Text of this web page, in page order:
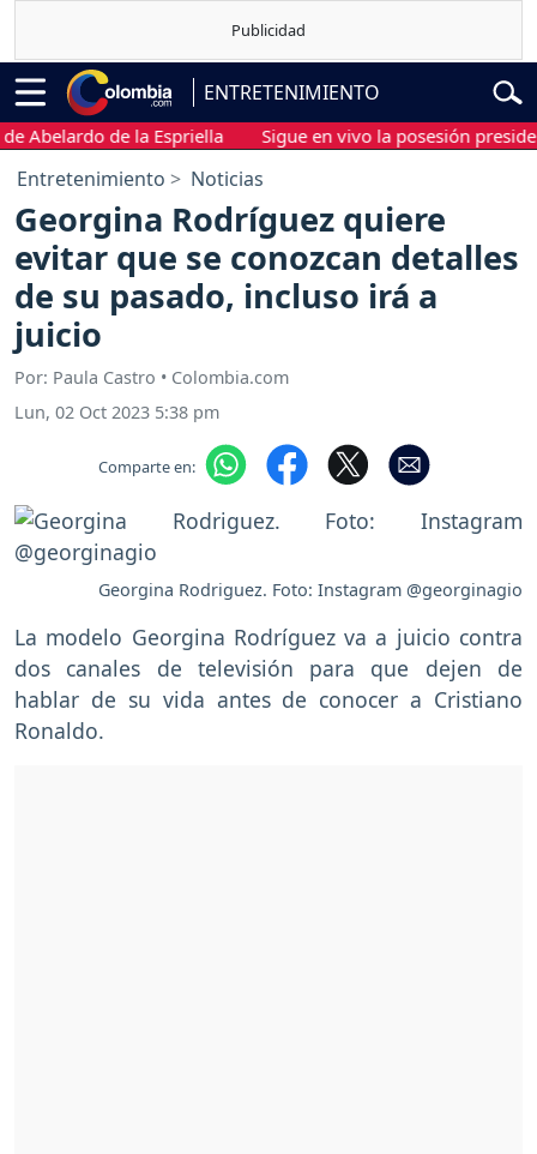
ENTRETENIMIENTO
de la Espriella Sigue en vivo la posesión
Entretenimiento Noticias
Georgina Rodríguez quiere
evitar que se conozcan detalles
de su pasado, incluso irá a
juicio
Por: Paula Castro • Colombia.com
Lun, 02 Oct 2023 5:38 pm
Comparte en:
Georgina Rodriguez. Foto: Instagram @georginagio
La modelo Georgina Rodríguez va a juicio contra
dos canales de televisión para que dejen de
hablar de su vida antes de conocer a Cristiano
Ronaldo.